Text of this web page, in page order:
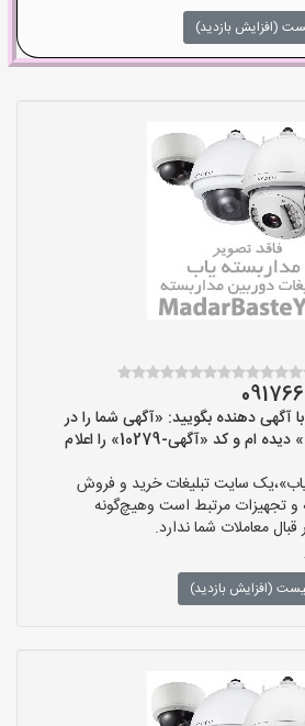
(افزایش بازدید)
آگهی دهنده بگویید: «آگهی شما را در
سایت «مداربسته یاب» دیده ام و کد «آگهی-10279» را اعلام
سایت تبلیغات خرید و فروش
و تجهیزات مرتبط است وهیچ‌گونه
معاملات شما ندارد.
(افزایش بازدید)